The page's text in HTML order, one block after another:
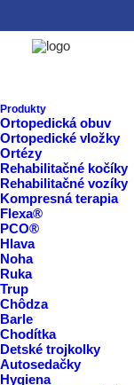
Produkty
Ortopedická obuv
Ortopedické vložky
Ortézy
Rehabilitačné kočíky
Rehabilitačné vozíky
Kompresná terapia
Flexa®
PCO®
Hlava
Noha
Ruka
Trup
Chôdza
Barle
Chodítka
Detské trojkolky
Autosedačky
Hygiena